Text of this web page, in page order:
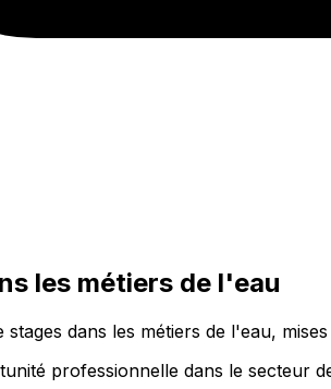
les métiers de l'eau
dans les métiers de l'eau,
professionnelle dans le secteur